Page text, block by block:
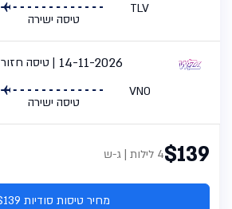
TLV
טיסה ישירה
טיסה חזור 14-11-2026
VNO
טיסה ישירה
$1394 לילות | ג-ש
מחיר טיסות סודיות $139